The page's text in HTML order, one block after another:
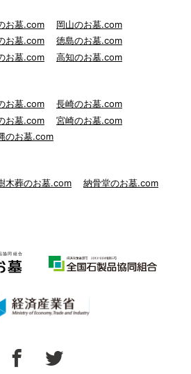
お墓.com
岡山のお墓.com
お墓.com
徳島のお墓.com
お墓.com 高知のお墓.com
お墓.com
長崎のお墓.com
お墓.com
宮崎のお墓.com
のお墓.com
木葬のお墓.com 納骨堂のお墓.com